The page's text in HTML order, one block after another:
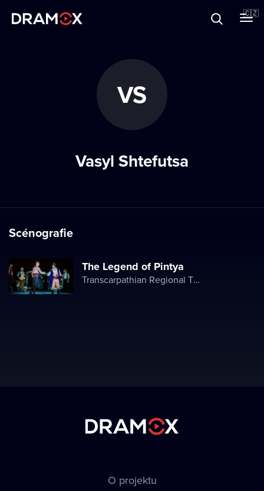
🇨🇿
VS
Vasyl Shtefutsa
Scénografie
The Legend of Pintya
Transcarpathian Regional Theater of Drama and Comedy
O projektu